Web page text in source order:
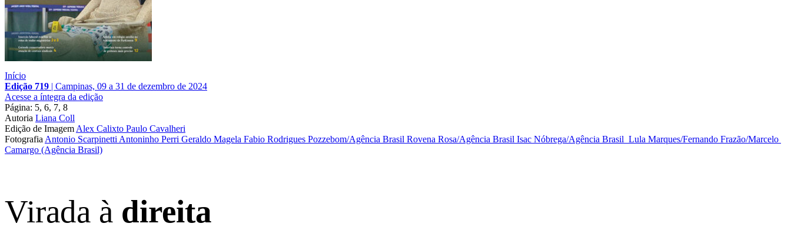
Início
Edição 719 | Campinas, 09 a 31 de dezembro de 2024
Acesse a íntegra da edição
Página: 5, 6, 7, 8
Autoria Liana Coll
Edição de Imagem Alex Calixto Paulo Cavalheri
Fotografia Antonio Scarpinetti Antoninho Perri Geraldo Magela Fabio Rodrigues Pozzebom/Agência Brasil Rovena Rosa/Agência Brasil Isac Nóbrega/Agência Brasil Lula Marques/Fernando Frazão/Marcelo
Camargo (Agência Brasil)
Virada à direita